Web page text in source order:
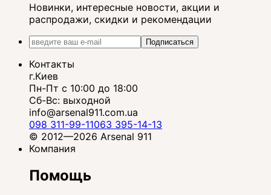
Новинки, интересные новости, акции и
распродажи, скидки и рекомендации
Подписаться
Контакты
г.Киев
Пн-Пт с 10:00 до 18:00
Сб-Вс: выходной
info@arsenal911.com.ua
098 311-99-11063 395-14-13
© 2012—2026 Arsenal 911
Компания
Помощь